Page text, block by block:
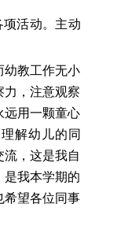
活动。主动
教工作无小
，注意观察
远用一颗童心
解幼儿的同
，这是我自
是我本学期的
希望各位同事